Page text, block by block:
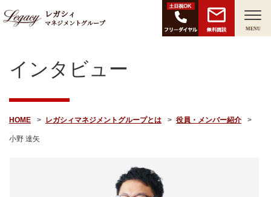
レガシィ
マネジメントグループ
無料面談 MENU
インタビュー
HOME レガシィマネジメントグループとは 役員・メンバー紹介
小野 達矢